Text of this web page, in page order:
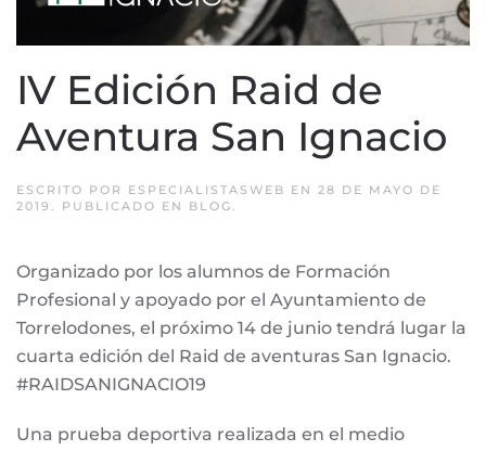
IV Edición Raid de
Aventura San Ignacio
ESCRITO POR ESPECIALISTASWEB EN 28 DE MAYO DE
2019 . PUBLICADO EN BLOG.
Organizado por los alumnos de Formación
Profesional y apoyado por el Ayuntamiento de
Torrelodones, el próximo 14 de junio tendrá lugar la
cuarta edición del Raid de aventuras San Ignacio.
#RAIDSANIGNACIO19
Una prueba deportiva realizada en el medio